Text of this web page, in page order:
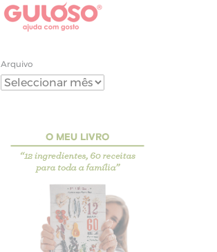
Arquivo
Arquivo